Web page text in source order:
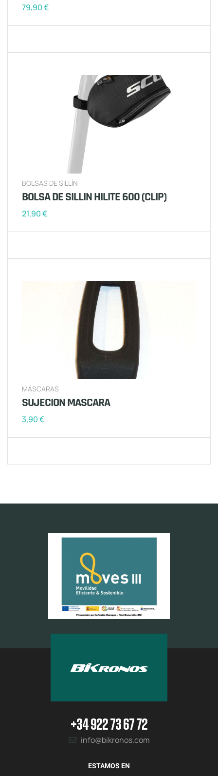
79,90€
BOLSAS DE SILLÍN
BOLSA DE SILLIN HILITE 600 (CLIP)
21,90€
MÁSCARAS
SUJECION MASCARA
3,90€
+34 922 73 67 72
info@bikronos.com
ESTAMOS EN